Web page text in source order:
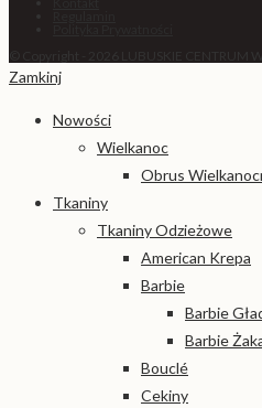
Zamkinj
Nowości
Wielkanoc
Obrus
Tkaniny
Tkaniny Odzieżowe
American Krepa
Barbie
Barbie
Barbie
Bouclé
Cekiny